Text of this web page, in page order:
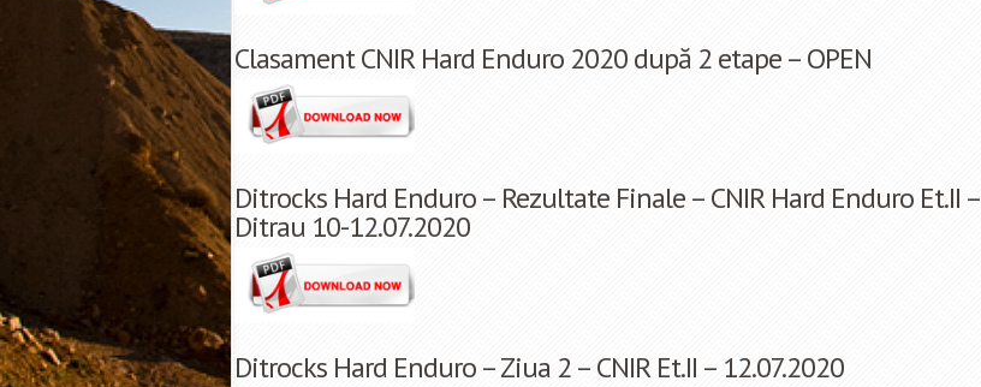
Clasament CNIR Hard Enduro 2020 după 2 etape – OPEN
Ditrocks Hard Enduro – Rezultate Finale – CNIR Hard Enduro Et.II –
Ditrau 10-12.07.2020
Ditrocks Hard Enduro – Ziua 2 – CNIR Et.II – 12.07.2020